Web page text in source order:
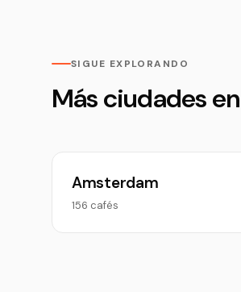
SIGUE EXPLORANDO
Más ciudades
Amsterdam
156 cafés